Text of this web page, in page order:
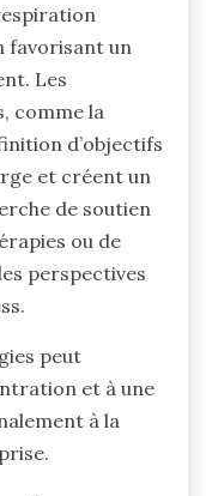
favorisant un
Les
comme la
d’objectifs
et créent un
de soutien
ou de
perspectives
peut
et à une
à la